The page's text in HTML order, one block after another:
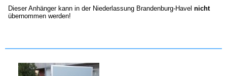
Dieser Anhänger kann in der Niederlassung Brandenburg-Havel nicht
übernommen werden!